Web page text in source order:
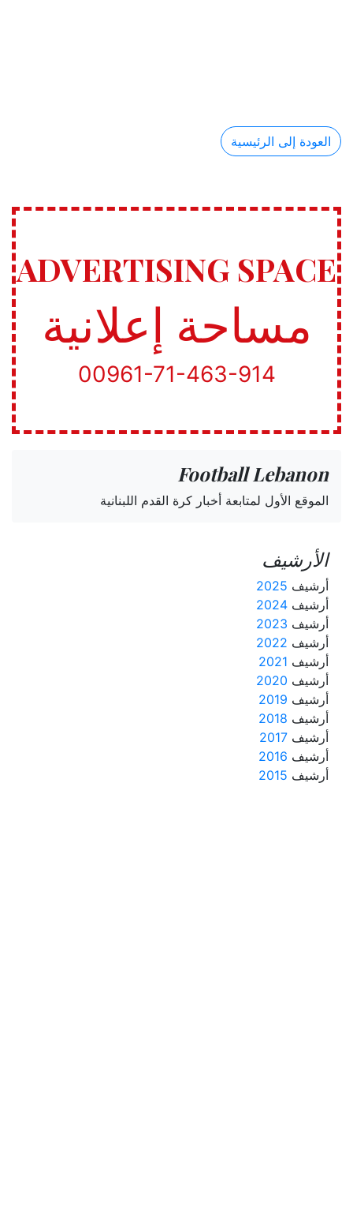
العودة إلى الرئيسية
ADVERTISING SPACE
مساحة إعلانية
00961-71-463-914
Football Lebanon
الموقع الأول لمتابعة أخبار كرة القدم اللبنانية
الأرشيف
أرشيف 2025
أرشيف 2024
أرشيف 2023
أرشيف 2022
أرشيف 2021
أرشيف 2020
أرشيف 2019
أرشيف 2018
أرشيف 2017
أرشيف 2016
أرشيف 2015